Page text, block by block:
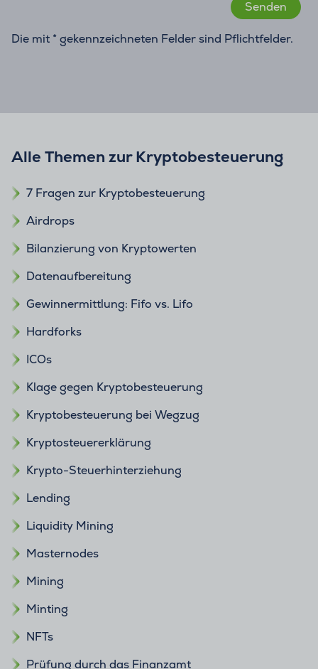
Die mit * gekennzeichneten Felder sind Pflichtfelder.
Alle Themen zur Kryptobesteuerung
7 Fragen zur Kryptobesteuerung
Airdrops
Bilanzierung von Kryptowerten
Datenaufbereitung
Gewinnermittlung: Fifo vs. Lifo
Hardforks
ICOs
Klage gegen Kryptobesteuerung
Kryptobesteuerung bei Wegzug
Kryptosteuererklärung
Krypto-Steuerhinterziehung
Lending
Liquidity Mining
Masternodes
Mining
Minting
NFTs
Prüfung durch das Finanzamt